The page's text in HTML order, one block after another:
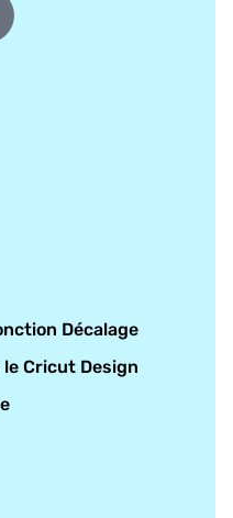
Décalage
le Cricut Design